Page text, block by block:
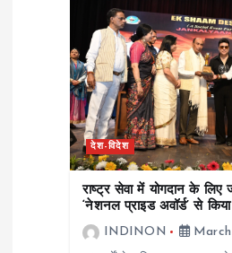
देश-विदेश
राष्ट्र सेवा में योगदान के लिए
‘नेशनल प्राइड अवॉर्ड’ से
INDINON